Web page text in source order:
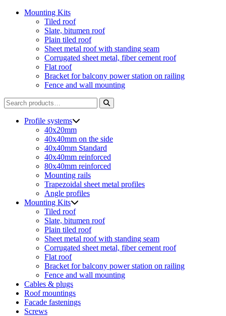
Mounting Kits
Tiled roof
Slate, bitumen roof
Plain tiled roof
Sheet metal roof with standing seam
Corrugated sheet metal, fiber cement roof
Flat roof
Bracket for balcony power station on railing
Fence and wall mounting
Search
for:
Profile systems
40x20mm
40x40mm on the side
40x40mm Standard
40x40mm reinforced
80x40mm reinforced
Mounting rails
Trapezoidal sheet metal profiles
Angle profiles
Mounting Kits
Tiled roof
Slate, bitumen roof
Plain tiled roof
Sheet metal roof with standing seam
Corrugated sheet metal, fiber cement roof
Flat roof
Bracket for balcony power station on railing
Fence and wall mounting
Cables & plugs
Roof mountings
Facade fastenings
Screws